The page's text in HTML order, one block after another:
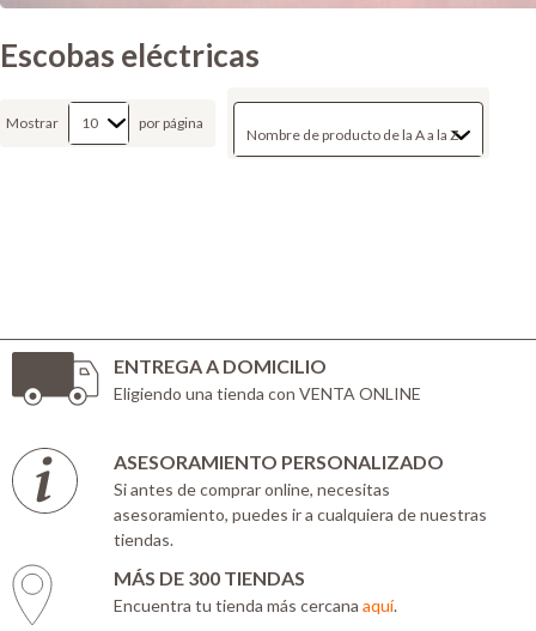
Escobas eléctricas
Mostrar por página
ENTREGA A DOMICILIO
Eligiendo una tienda con VENTA ONLINE
ASESORAMIENTO PERSONALIZADO
Si antes de comprar online, necesitas
asesoramiento, puedes ir a cualquiera de nuestras
tiendas.
MÁS DE 300 TIENDAS
Encuentra tu tienda más cercana aquí.